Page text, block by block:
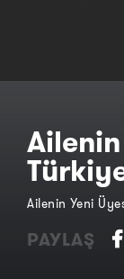
Ailenin Yeni
PAYLAŞ